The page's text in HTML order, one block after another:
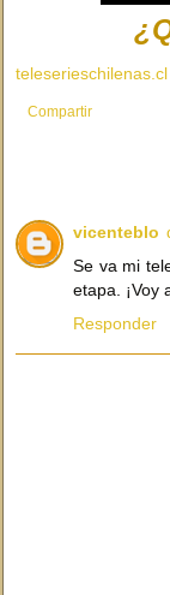
teleserieschilenas.cl
Compartir
vicenteblo
Se va mi
etapa. ¡Voy
Responder